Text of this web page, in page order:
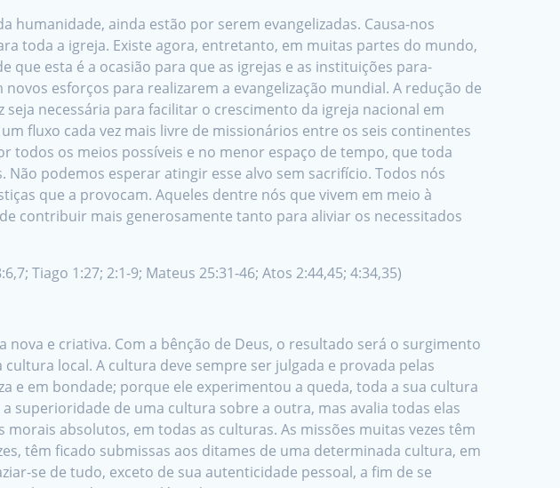
humanidade, ainda estão por serem evangelizadas. Causa-nos
toda a igreja. Existe agora, entretanto, em muitas partes do mundo,
que esta é a ocasião para que as igrejas e as instituições para-
esforços para realizarem a evangelização mundial. A redução de
necessária para facilitar o crescimento da igreja nacional em
fluxo cada vez mais livre de missionários entre os seis continentes
todos os meios possíveis e no menor espaço de tempo, que toda
podemos esperar atingir esse alvo sem sacrifício. Todos nós
que a provocam. Aqueles dentre nós que vivem em meio à
contribuir mais generosamente tanto para aliviar os necessitados
Tiago 1:27; 2:1-9; Mateus 25:31-46; Atos 2:44,45; 4:34,35)
e criativa. Com a bênção de Deus, o resultado será o surgimento
local. A cultura deve sempre ser julgada e provada pelas
e em bondade; porque ele experimentou a queda, toda a sua cultura
superioridade de uma cultura sobre a outra, mas avalia todas elas
absolutos, em todas as culturas. As missões muitas vezes têm
têm ficado submissas aos ditames de uma determinada cultura, em
se de tudo, exceto de sua autenticidade pessoal, a fim de se